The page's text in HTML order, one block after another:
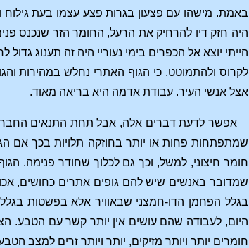
באמת. מישהו עם פצעון בגרות פצע עצמו בעת
היה חזק דיו להרחיק את הרעל, החומר הזר שנכנס
הייתי יוצא אל הכפרים בימי נעוריי היה זה תענוג
לקרוס ולהתמוטט, כי הגוף האתרי נחלש במהירות
אצל אנשי העיר. עבודת אדמה היא בריאה מאוד.
אפשר לדעת דברים אלה, אבל תחת התנאים
שמתפתחות פחות או יותר בחוזקה תלויות בכך אם
חומר חיצוני, למשל, וכך גם לכלוך שחודר פנימה.
שמדובר באנשים שיש להם גופים אתרים כחושים,
בגלל הפחמן הדו-חמצני שבאוויר אלא בפשטות
היום, לעבודה שהם עושים אין יותר קשר עם הטבע.
חומרים יותר ויותר מזיקים, יותר ויותר זרים למצב